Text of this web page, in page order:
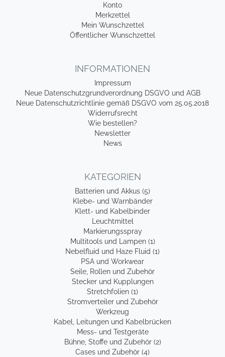
Konto
Merkzettel
Mein Wunschzettel
Öffentlicher Wunschzettel
INFORMATIONEN
Impressum
Neue Datenschutzgrundverordnung DSGVO und AGB
Neue Datenschutzrichtlinie gemäß DSGVO vom 25.05.2018
Widerrufsrecht
Wie bestellen?
Newsletter
News
KATEGORIEN
Batterien und Akkus (5)
Klebe- und Warnbänder
Klett- und Kabelbinder
Leuchtmittel
Markierungsspray
Multitools und Lampen (1)
Nebelfluid und Haze Fluid (1)
PSA und Workwear
Seile, Rollen und Zubehör
Stecker und Kupplungen
Stretchfolien (1)
Stromverteiler und Zubehör
Werkzeug
Kabel, Leitungen und Kabelbrücken
Mess- und Testgeräte
Bühne, Stoffe und Zubehör (2)
Cases und Zubehör (4)